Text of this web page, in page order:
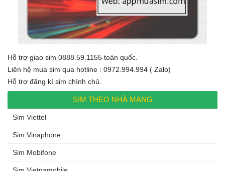
Hỗ trợ giao sim 0888.59.1155 toàn quốc.
Liên hệ mua sim qua hotline : 0972.994.994 ( Zalo)
Hỗ trợ đăng kí sim chính chủ.
SIM THEO NHÀ MẠNG
Sim Viettel
Sim Vinaphone
Sim Mobifone